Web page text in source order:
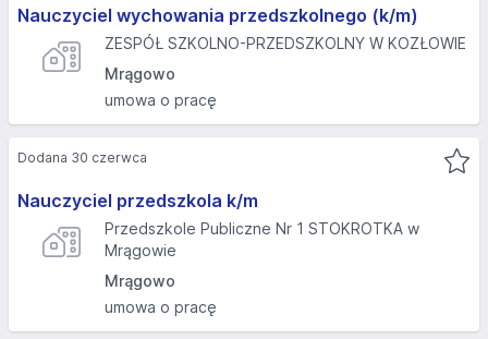
Nauczyciel wychowania przedszkolnego (k/m)
ZESPÓŁ SZKOLNO-PRZEDSZKOLNY W KOZŁOWIE
Mrągowo
umowa o pracę
Nauczyciel przedszkola k/m
Przedszkole Publiczne Nr 1 STOKROTKA w
Mrągowie
Mrągowo
umowa o pracę
Dodana 30 czerwca